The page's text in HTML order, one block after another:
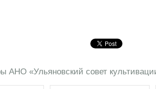
АНО «Ульяновский совет